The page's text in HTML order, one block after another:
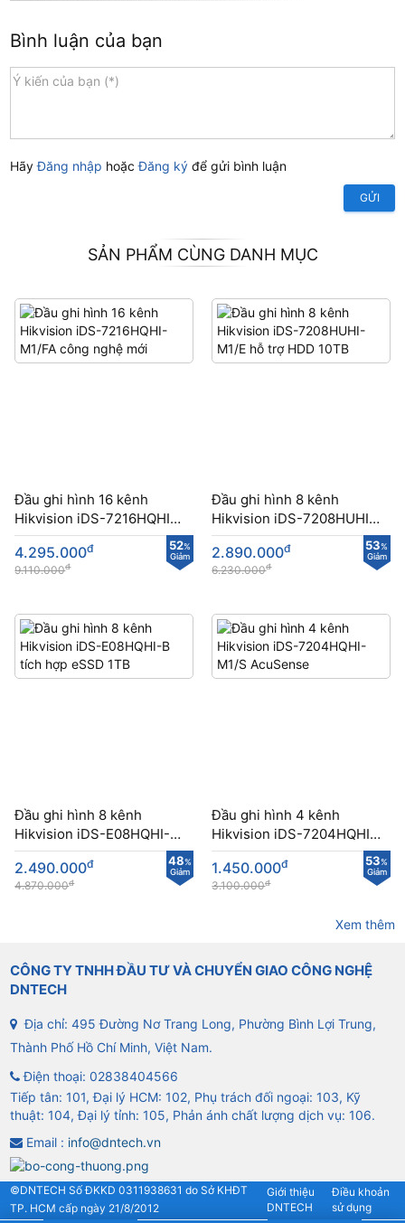
Bình luận của bạn
HãyĐăng nhập hoặcĐăng ký để gửi bình luận
GỬI
SẢN PHẨM CÙNG DANH MỤC
Đầu ghi hình 16 kênh
Hikvision iDS-7216HQHI-
M1/FA công nghệ mới
52%
Giảm
4.295.000đ
9.110.000đ
Đầu ghi hình 8 kênh
Hikvision iDS-7208HUHI-
M1/E hỗ trợ HDD 10TB
53%
Giảm
2.890.000đ
6.230.000đ
Đầu ghi hình 8 kênh
Hikvision iDS-E08HQHI-B
tích hợp eSSD 1TB
48%
Giảm
2.490.000đ
4.870.000đ
Đầu ghi hình 4 kênh
Hikvision iDS-7204HQHI-
M1/S AcuSense
53%
Giảm
1.450.000đ
3.100.000đ
Xem thêm
CÔNG TY TNHH ĐẦU TƯ VÀ CHUYỂN GIAO CÔNG NGHỆ
DNTECH
Địa chỉ: 495 Đường Nơ Trang Long, Phường Bình Lợi Trung,
Thành Phố Hồ Chí Minh, Việt Nam.
Điện thoại: 02838404566
Tiếp tân: 101, Đại lý HCM: 102, Phụ trách đối ngoại: 103, Kỹ
thuật: 104, Đại lý tỉnh: 105, Phản ánh chất lượng dịch vụ: 106.
Email : info@dntech.vn
©DNTECH Số ĐKKD 0311938631 do Sở KHĐT
TP. HCM cấp ngày 21/8/2012
Giới thiệu
DNTECH
Điều khoản
sử dụng